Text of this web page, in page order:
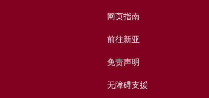
网页指南
前往新亚
免责声明
无障碍支援